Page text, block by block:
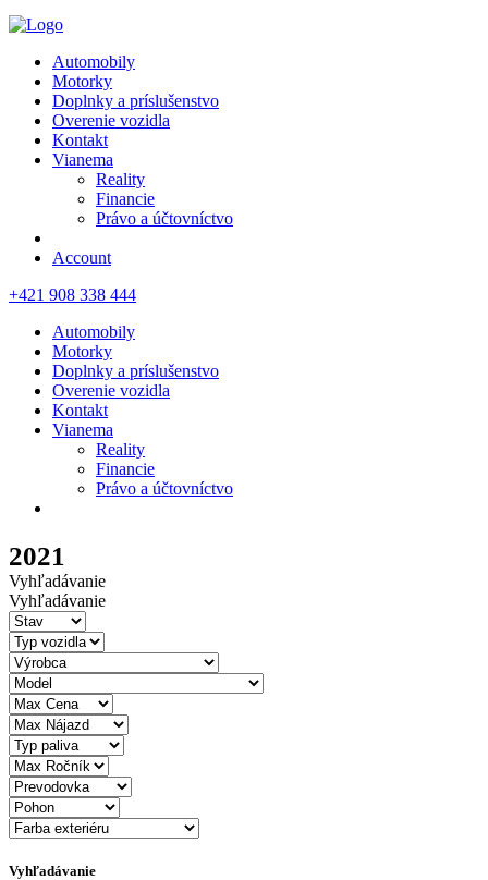
Automobily
Motorky
Doplnky a príslušenstvo
Overenie vozidla
Kontakt
Vianema
Reality
Financie
Právo a účtovníctvo
Account
+421 908 338 444
Automobily
Motorky
Doplnky a príslušenstvo
Overenie vozidla
Kontakt
Vianema
Reality
Financie
Právo a účtovníctvo
2021
Vyhľadávanie
Vyhľadávanie
Vyhľadávanie